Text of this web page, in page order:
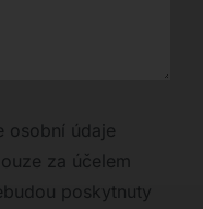
osobní údaje
za účelem
poskytnuty